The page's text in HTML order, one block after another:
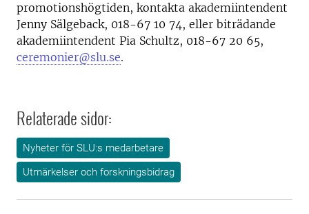
promotionshögtiden, kontakta akademiintendent
Jenny Sälgeback, 018-67 10 74, eller biträdande
akademiintendent Pia Schultz, 018-67 20 65,
ceremonier@slu.se.
Relaterade sidor:
Nyheter för SLU:s medarbetare
Utmärkelser och forskningsbidrag